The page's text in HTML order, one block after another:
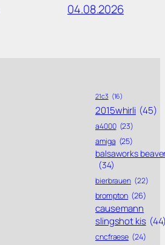
04.08.2026
21c3 (16)
2015whirli (45)
a4000 (23)
amiga (25)
balsaworks
(34)
bierbrauen (22)
brompton (26)
causemann
slingshot kis
cncfraese (24)